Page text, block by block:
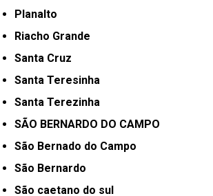
Planalto
Riacho Grande
Santa Cruz
Santa Teresinha
Santa Terezinha
SÃO BERNARDO DO CAMPO
São Bernado do Campo
São Bernardo
São caetano do sul